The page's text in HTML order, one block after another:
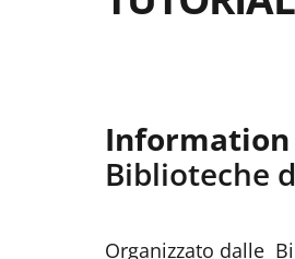
Information
Biblioteche
Organizzato dalle